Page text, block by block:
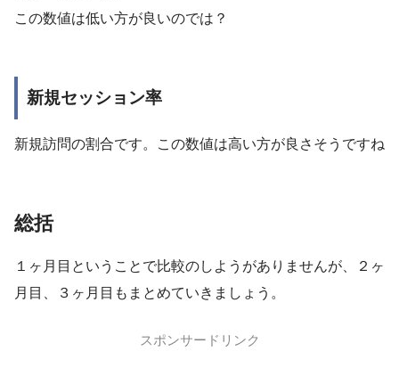
この数値は低い方が良いのでは？
新規セッション率
新規訪問の割合です。この数値は高い方が良さそうですね
総括
１ヶ月目ということで比較のしようがありませんが、２ヶ
月目、３ヶ月目もまとめていきましょう。
スポンサードリンク